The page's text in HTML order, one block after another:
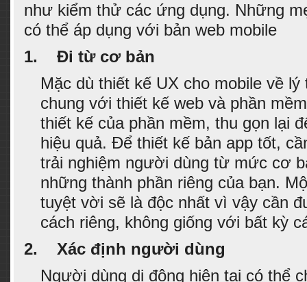
như kiểm thử các ứng dụng. Những
có thể áp dụng với bản web mobile
1.
Đi từ cơ bản
Mặc dù thiết kế UX cho mobile về
chung với thiết kế web và phần
thiết kế của phần mềm, thu gọn lại
hiệu quả. Để thiết kế bản app tốt,
trải nghiệm người dùng từ mức cơ
những thành phần riêng của bạn.
tuyệt vời sẽ là độc nhất vì vậy cần
cách riêng, không giống với bất kỳ
2.
Xác định người dùng
Người dùng di động hiện tại có thể